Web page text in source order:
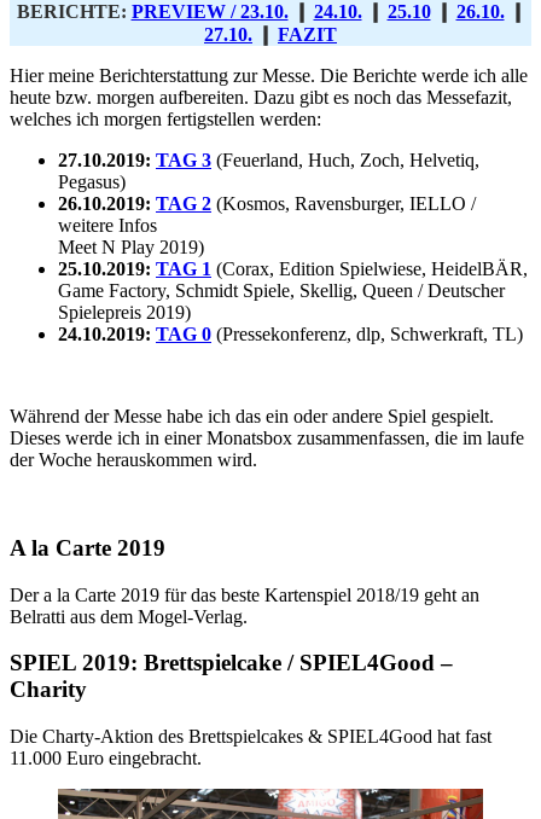
BERICHTE: PREVIEW / 23.10.❙ 24.10.❙ 25.10❙ 26.10.❙
27.10.
FAZIT
Hier meine Berichterstattung zur Messe. Die Berichte werde ich alle
heute bzw. morgen aufbereiten. Dazu gibt es noch das Messefazit,
welches ich morgen fertigstellen werden:
27.10.2019: TAG 3 (Feuerland, Huch, Zoch, Helvetiq,
Pegasus)
26.10.2019: TAG 2 (Kosmos, Ravensburger, IELLO /
weitere Infos
Meet N Play 2019)
25.10.2019: TAG 1 (Corax, Edition Spielwiese, HeidelBÄR,
Game Factory, Schmidt Spiele, Skellig, Queen / Deutscher
Spielepreis 2019)
24.10.2019: TAG 0 (Pressekonferenz, dlp, Schwerkraft, TL)
Während der Messe habe ich das ein oder andere Spiel gespielt.
Dieses werde ich in einer Monatsbox zusammenfassen, die im laufe
der Woche herauskommen wird.
A la Carte 2019
Der a la Carte 2019 für das beste Kartenspiel 2018/19 geht an
Belratti aus dem Mogel-Verlag.
SPIEL 2019: Brettspielcake / SPIEL4Good –
Charity
Die Charty-Aktion des Brettspielcakes & SPIEL4Good hat fast
11.000 Euro eingebracht.